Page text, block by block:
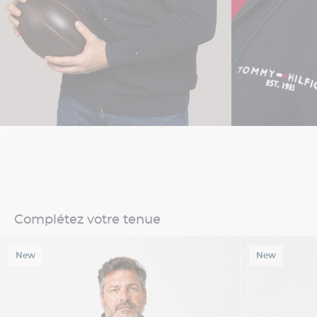
Complétez votre tenue
New New